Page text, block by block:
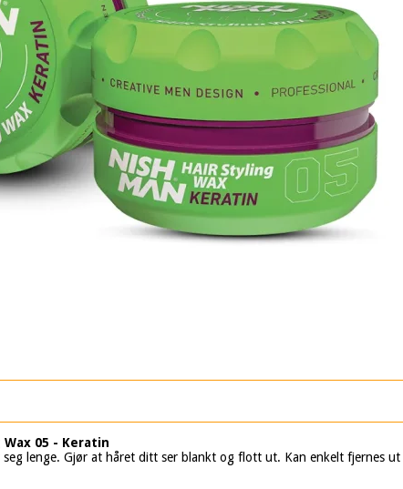
Wax 05 - Keratin
seg lenge. Gjør at håret ditt ser blankt og flott ut. Kan enkelt fjernes